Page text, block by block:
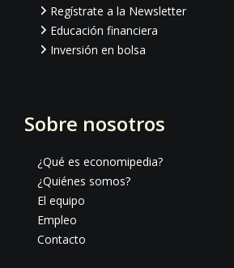
Regístrate a la Newsletter
Educación financiera
Inversión en bolsa
Sobre nosotros
¿Qué es economipedia?
¿Quiénes somos?
El equipo
Empleo
Contacto